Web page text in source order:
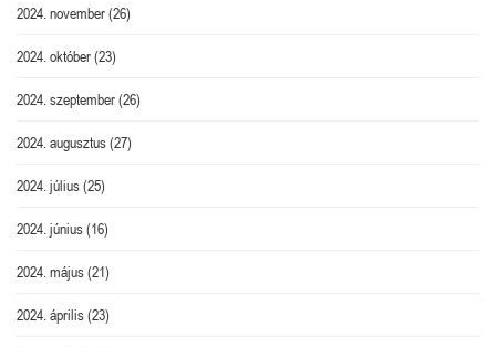
2024. november(26)
2024. október(23)
2024. szeptember(26)
2024. augusztus(27)
2024. július(25)
2024. június(16)
2024. május(21)
2024. április(23)